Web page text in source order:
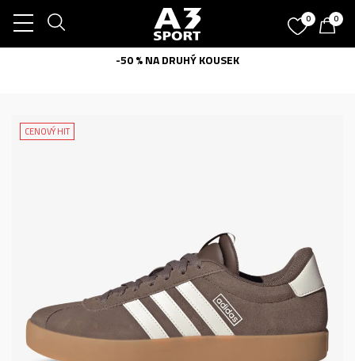
0 0
-50 % NA DRUHÝ KOUSEK
CENOVÝ HIT